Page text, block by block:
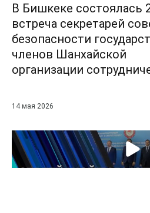
В Бишкеке состоялась
встреча секретарей
безопасности
членов Шанхайской
организации
14 мая 2026